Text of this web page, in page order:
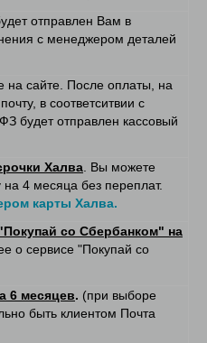
отправлен Вам в
с менеджером деталей
на сайте. После оплаты, на
в соответситвии с
будет отправлен кассовый
Халва . Вы можете
на 4 месяца без переплат.
карты Халва.
со Сбербанком" на
о сервисе "Покупай со
6 месяцев. (при выборе
быть клиентом Почта